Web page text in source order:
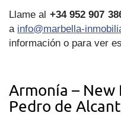
Llame al +34 952 907
a info@marbella-
información o para ver
Armonía – New
Pedro de